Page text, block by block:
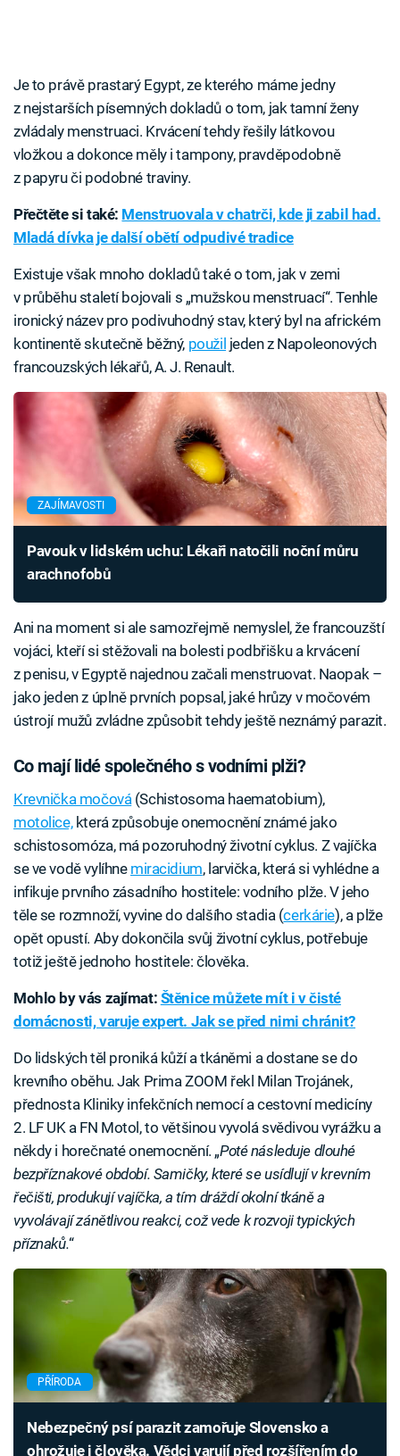
Je to právě prastarý Egypt, ze kterého máme jedny
z nejstarších písemných dokladů o tom, jak tamní ženy
zvládaly menstruaci. Krvácení tehdy řešily látkovou
vložkou a dokonce měly i tampony, pravděpodobně
z papyru či podobné traviny.
Přečtěte si také: Menstruovala v chatrči, kde ji zabil had.
Mladá dívka je další obětí odpudivé tradice
Existuje však mnoho dokladů také o tom, jak v zemi
v průběhu staletí bojovali s „mužskou menstruací“. Tenhle
ironický název pro podivuhodný stav, který byl na africkém
kontinentě skutečně běžný, použil jeden z Napoleonových
francouzských lékařů, A. J. Renault.
ZAJÍMAVOSTI
Pavouk v lidském uchu: Lékaři natočili noční můru
arachnofobů
Ani na moment si ale samozřejmě nemyslel, že francouzští
vojáci, kteří si stěžovali na bolesti podbřišku a krvácení
z penisu, v Egyptě najednou začali menstruovat. Naopak –
jako jeden z úplně prvních popsal, jaké hrůzy v močovém
ústrojí mužů zvládne způsobit tehdy ještě neznámý parazit.
Co mají lidé společného s vodními plži?
Krevnička močová(Schistosoma haematobium),
motolice,která způsobuje onemocnění známé jako
schistosomóza, má pozoruhodný životní cyklus. Z vajíčka
se ve vodě vylíhne miracidium, larvička, která si vyhlédne a
infikuje prvního zásadního hostitele: vodního plže. V jeho
těle se rozmnoží, vyvine do dalšího stadia (cerkárie), a plže
opět opustí. Aby dokončila svůj životní cyklus, potřebuje
totiž ještě jednoho hostitele: člověka.
Mohlo by vás zajímat: Štěnice můžete mít i v čisté
domácnosti, varuje expert. Jak se před nimi chránit?
Do lidských těl proniká kůží a tkáněmi a dostane se do
krevního oběhu. Jak Prima ZOOM řekl Milan Trojánek,
přednosta Kliniky infekčních nemocí a cestovní medicíny
2. LF UK a FN Motol, to většinou vyvolá svědivou vyrážku a
někdy i horečnaté onemocnění. „Poté následuje dlouhé
bezpříznakové období. Samičky, které se usídlují v krevním
řečišti, produkují vajíčka, a tím dráždí okolní tkáně a
vyvolávají zánětlivou reakci, což vede k rozvoji typických
příznaků.“
PŘÍRODA
Nebezpečný psí parazit zamořuje Slovensko a
ohrožuje i člověka. Vědci varují před rozšířením do